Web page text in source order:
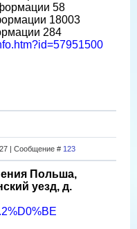
58
18003
284
| Сообщение # 123
Польша,
уезд, д.